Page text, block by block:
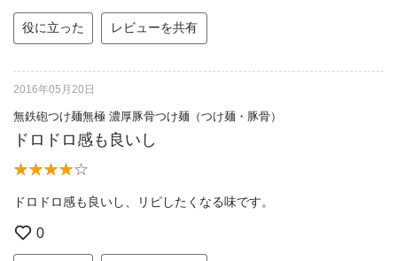
役に立った レビューを共有
2016年05月20日
無鉄砲つけ麺無極 濃厚豚骨つけ麺（つけ麺・豚骨）
ドロドロ感も良いし
ドロドロ感も良いし、リピしたくなる味です。
0